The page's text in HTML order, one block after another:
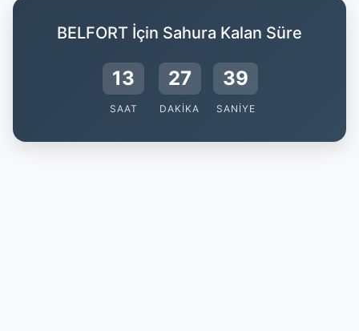
BELFORT İçin Sahura Kalan Süre
13
SAAT
27
DAKIKA
38
SANIYE